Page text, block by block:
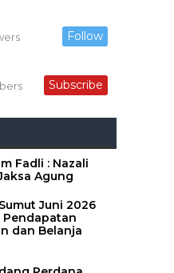
Follow
Subscribe
Fadli : Nazali
Agung
Juni 2026
Pendapatan
dan Belanja